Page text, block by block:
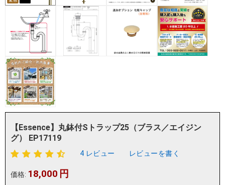
【Essence】丸鉢付Sトラップ25（ブラス／エイジン
グ） EP17119
4 レビュー レビューを書く
価格: 18,000 円